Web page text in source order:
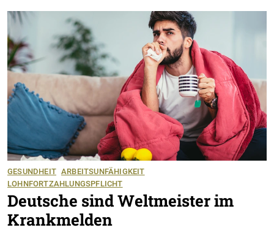
GESUNDHEIT ARBEITSUNFÄHIGKEIT
LOHNFORTZAHLUNGSPFLICHT
Deutsche sind Weltmeister im
Krankmelden